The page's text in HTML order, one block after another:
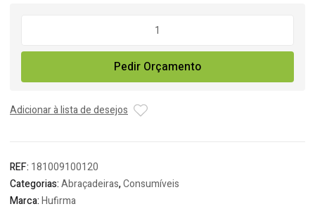
Abraçadeira
W2-
Pedir Orçamento
Adicionar à lista de desejos
REF: 181009100120
Categorias:Abraçadeiras,Consumíveis
Marca:Hufirma